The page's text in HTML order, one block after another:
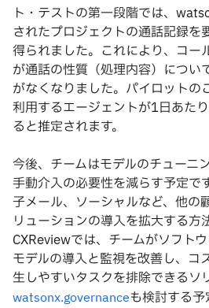
ト・テストの第一段階では、
されたプロジェクトの通話記録を
得られました。これにより、コー
が通話の性質（処理内容）につい
がなくなりました。パイロットの
利用するエージェントが1日あた
ると推定されます。
今後、チームはモデルのチューニ
手動介入の必要性を減らす予定で
子メール、ソーシャルなど、他の
リューションの導入を拡大する方
CXReviewでは、チームがソフト
モデルの導入と監視を改善し、コ
生しやすいタスクを排除できるソ
watsonx.governanceも検討する予